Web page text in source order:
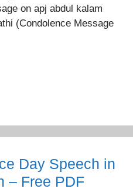
on apj abdul kalam
(Condolence Message
Day Speech in
– Free PDF